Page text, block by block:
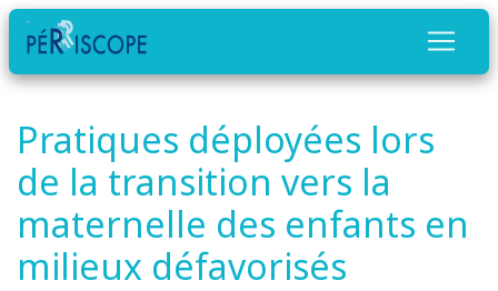
Pratiques déployées lors
de la transition vers la
maternelle des enfants en
milieux défavorisés